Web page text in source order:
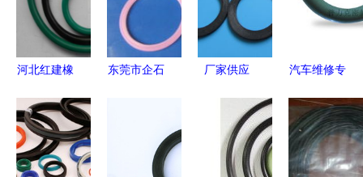
河北红建橡
圈定制与批
发，高清细
节图全解析
东莞市企石
橡胶制品领
域，橡胶密
厂家供应
密封圈与硅
橡胶制品的
全方位选择
汽车维修专
秘耐油丁晴
氟胶橡胶密
封圈的卓越